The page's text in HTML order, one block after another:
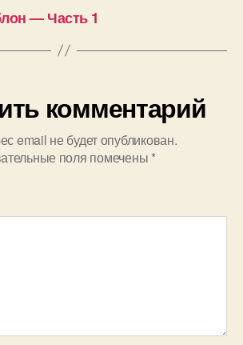
— Часть 1
комментарий
email не будет опубликован.
поля помечены *